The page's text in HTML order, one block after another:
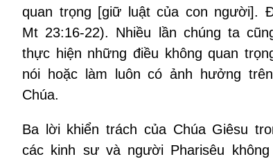
quan trọng [giữ luật của con người].
Mt 23:16-22). Nhiều lần chúng ta
thực hiện những điều không quan
nói hoặc làm luôn có ảnh hưởng
Chúa.
Ba lời khiển trách của Chúa Giêsu
các kinh sư và người Pharisêu